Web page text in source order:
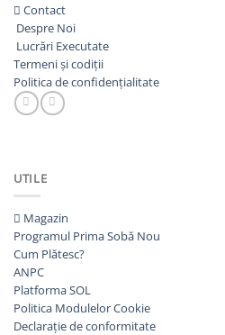
Contact
Despre Noi
Lucrări Executate
Termeni și codiții
Politica de confidențialitate
UTILE
Magazin
Programul Prima Sobă
Cum Plătesc?
ANPC
Platforma SOL
Politica Modulelor Cookie
Declarație de conformitate